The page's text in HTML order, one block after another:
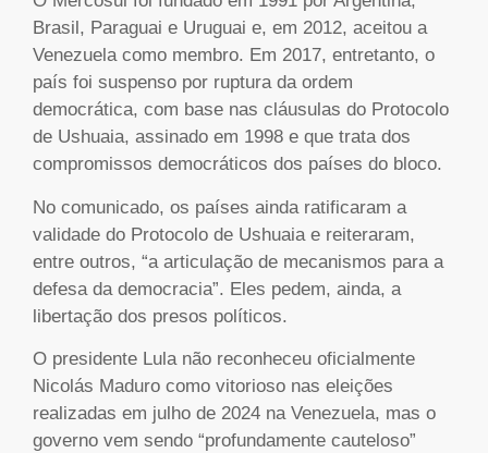
Brasil, Paraguai e Uruguai e, em 2012, aceitou a
Venezuela como membro. Em 2017, entretanto, o
país foi suspenso por ruptura da ordem
democrática, com base nas cláusulas do Protocolo
de Ushuaia, assinado em 1998 e que trata dos
compromissos democráticos dos países do bloco.
No comunicado, os países ainda ratificaram a
validade do Protocolo de Ushuaia e reiteraram,
entre outros, “a articulação de mecanismos para a
defesa da democracia”. Eles pedem, ainda, a
libertação dos presos políticos.
O presidente Lula não reconheceu oficialmente
Nicolás Maduro como vitorioso nas eleições
realizadas em julho de 2024 na Venezuela, mas o
governo vem sendo “profundamente cauteloso”